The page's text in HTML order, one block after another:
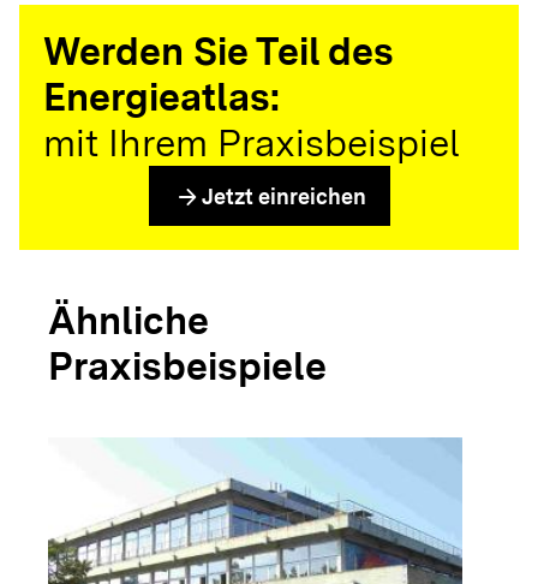
Werden Sie Teil des
Energieatlas:
mit Ihrem Praxisbeispiel
arrow_forward Jetzt einreichen
Ähnliche
Praxisbeispiele